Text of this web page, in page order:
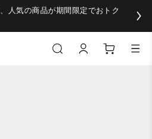
人気の商品が期間限定でおトク